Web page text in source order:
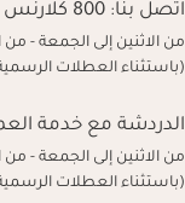
اتصل بنا: 800 كلارنس (800 252 7467)
من الاثنين إلى الجمعة - من الساعة 9:00 صباحاً
(باستثناء العطلات
الدردشة مع خدمة
من الاثنين إلى الجمعة - من الساعة 9:00 صباحاً
(باستثناء العطلات